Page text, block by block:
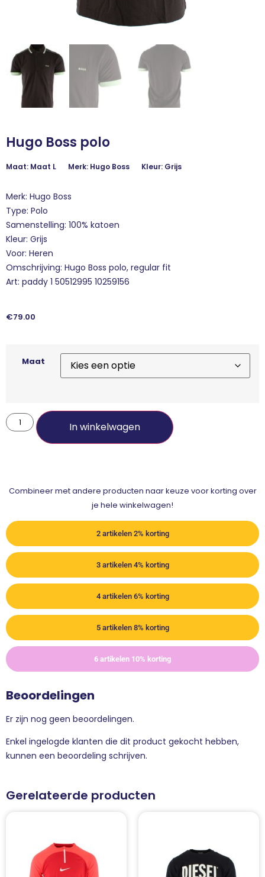
Hugo Boss polo
Maat: Maat L Merk: Hugo Boss Kleur: Grijs
Merk: Hugo Boss
Type: Polo
Samenstelling: 100% katoen
Kleur: Grijs
Voor: Heren
Omschrijving: Hugo Boss polo, regular fit
Art: paddy 1 50512995 10259156
€79.00
Maat
In winkelwagen
Combineer met andere producten naar keuze voor korting over
je hele winkelwagen!
2 artikelen 2% korting
3 artikelen 4% korting
4 artikelen 6% korting
5 artikelen 8% korting
6 artikelen 10% korting
Beoordelingen
Er zijn nog geen beoordelingen.
Enkel ingelogde klanten die dit product gekocht hebben,
kunnen een beoordeling schrijven.
Gerelateerde producten